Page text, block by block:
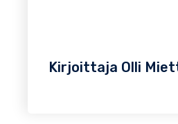
Kirjoittaja Olli